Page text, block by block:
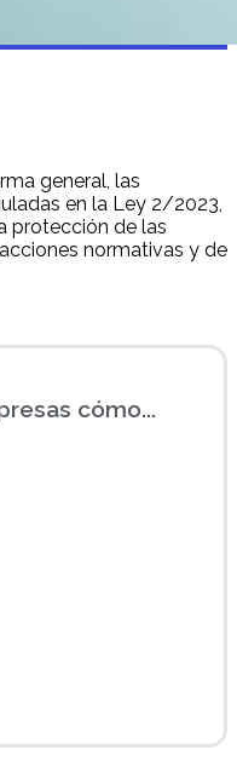
general, las
en la Ley 2/2023,
protección de las
normativas y de
cómo...